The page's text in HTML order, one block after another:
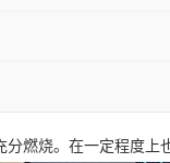
燃烧。在一定程度